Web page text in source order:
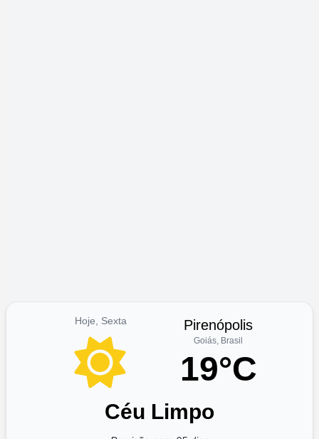
Hoje, Sexta Pirenópolis
Goiás, Brasil
19°C
Céu Limpo